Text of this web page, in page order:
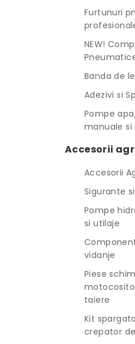
Furtunuri
NEW!
Pneumatice
Banda de
Adezivi si
Pompe
manuale si
Accesorii
Accesorii
Sigurante
Pompe
si utilaje
vidanje
Piese
taiere
Kit
crepator